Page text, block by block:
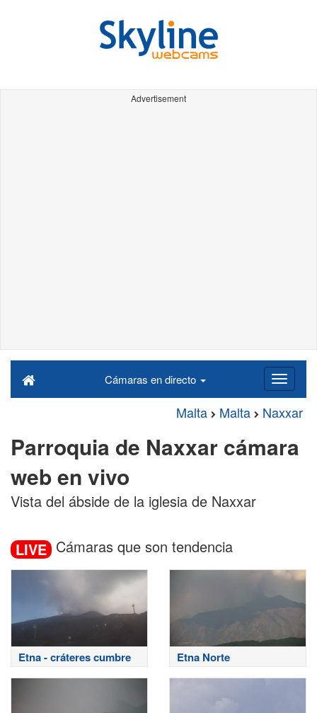
Advertisement
Cámaras en directo
Malta Malta Naxxar
Parroquia de Naxxar cámara
web en vivo
Vista del ábside de la iglesia de Naxxar
LIVE Cámaras que son tendencia
Etna - cráteres cumbre Etna Norte